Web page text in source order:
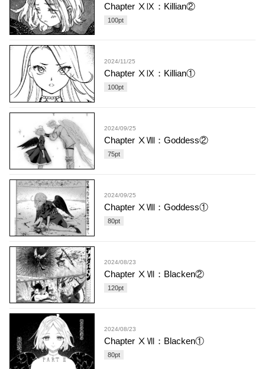
Chapter ⅩⅨ：Killian②
100pt
2024/11/25
Chapter ⅩⅨ：Killian①
100pt
2024/09/25
Chapter ⅩⅧ：Goddess②
75pt
2024/09/25
Chapter ⅩⅧ：Goddess①
80pt
2024/08/23
Chapter ⅩⅦ：Blacken②
120pt
2024/08/23
Chapter ⅩⅦ：Blacken①
80pt